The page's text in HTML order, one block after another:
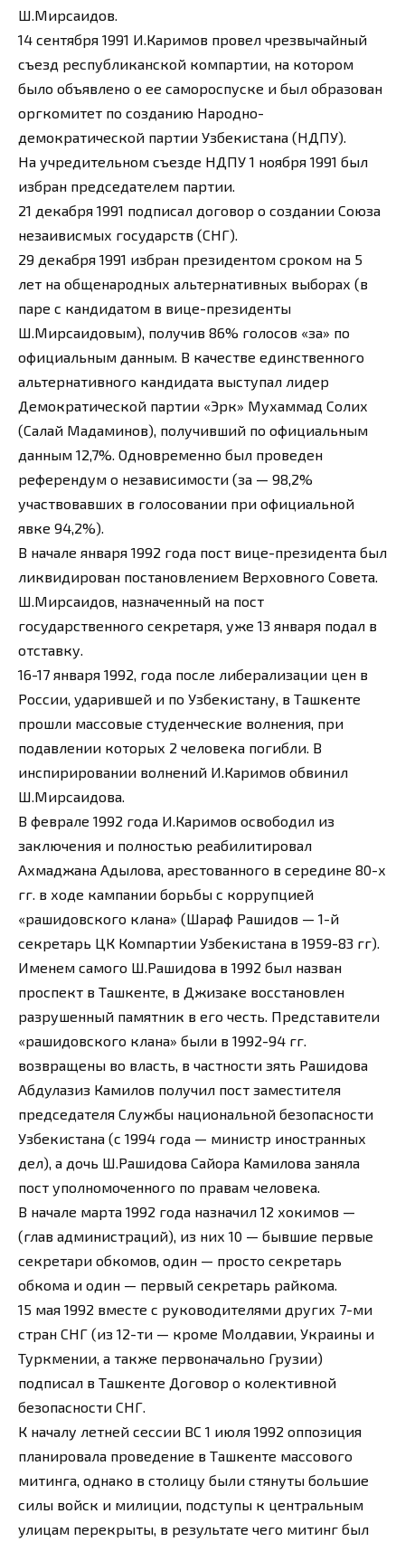
Ш.Мирсаидов.
14 сентября 1991 И.Каримов провел чрезвычайный
съезд республиканской компартии, на котором
было объявлено о ее самороспуске и был образован
оргкомитет по созданию Народно-
демократической партии Узбекистана (НДПУ).
На учредительном съезде НДПУ 1 ноября 1991 был
избран председателем партии.
21 декабря 1991 подписал договор о создании Союза
незаивисмых государств (СНГ).
29 декабря 1991 избран президентом сроком на 5
лет на общенародных альтернативных выборах (в
паре с кандидатом в вице-президенты
Ш.Мирсаидовым), получив 86% голосов «за» по
официальным данным. В качестве единственного
альтернативного кандидата выступал лидер
Демократической партии «Эрк» Мухаммад Солих
(Салай Мадаминов), получивший по официальным
данным 12,7%. Одновременно был проведен
референдум о независимости (за — 98,2%
участвовавших в голосовании при официальной
явке 94,2%).
В начале января 1992 года пост вице-президента был
ликвидирован постановлением Верховного Совета.
Ш.Мирсаидов, назначенный на пост
государственного секретаря, уже 13 января подал в
отставку.
16-17 января 1992, года после либерализации цен в
России, ударившей и по Узбекистану, в Ташкенте
прошли массовые студенческие волнения, при
подавлении которых 2 человека погибли. В
инспирировании волнений И.Каримов обвинил
Ш.Мирсаидова.
В феврале 1992 года И.Каримов освободил из
заключения и полностью реабилитировал
Ахмаджана Адылова, арестованного в середине 80-х
гг. в ходе кампании борьбы с коррупцией
«рашидовского клана» (Шараф Рашидов — 1-й
секретарь ЦК Компартии Узбекистана в 1959-83 гг).
Именем самого Ш.Рашидова в 1992 был назван
проспект в Ташкенте, в Джизаке восстановлен
разрушенный памятник в его честь. Представители
«рашидовского клана» были в 1992-94 гг.
возвращены во власть, в частности зять Рашидова
Абдулазиз Камилов получил пост заместителя
председателя Службы национальной безопасности
Узбекистана (с 1994 года — министр иностранных
дел), а дочь Ш.Рашидова Сайора Камилова заняла
пост уполномоченного по правам человека.
В начале марта 1992 года назначил 12 хокимов —
(глав администраций), из них 10 — бывшие первые
секретари обкомов, один — просто секретарь
обкома и один — первый секретарь райкома.
15 мая 1992 вместе с руководителями других 7-ми
стран СНГ (из 12-ти — кроме Молдавии, Украины и
Туркмении, а также первоначально Грузии)
подписал в Ташкенте Договор о колективной
безопасности СНГ.
К началу летней сессии ВС 1 июля 1992 оппозиция
планировала проведение в Ташкенте массового
митинга, однако в столицу были стянуты большие
силы войск и милиции, подступы к центральным
улицам перекрыты, в результате чего митинг был